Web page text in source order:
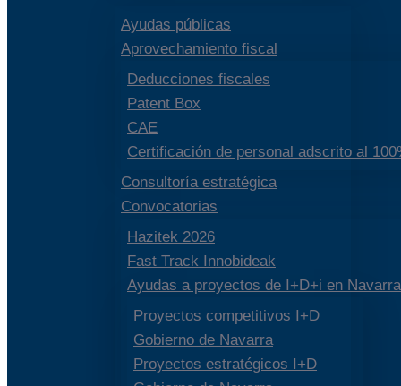
Ayudas públicas
Aprovechamiento fiscal
Deducciones fiscales
Patent Box
CAE
Certificación de personal adscrito al
Consultoría estratégica
Convocatorias
Hazitek 2026
Fast Track Innobideak
Ayudas a proyectos de I+D+i en Navarra
Proyectos competitivos I+D
Gobierno de Navarra
Proyectos estratégicos I+D